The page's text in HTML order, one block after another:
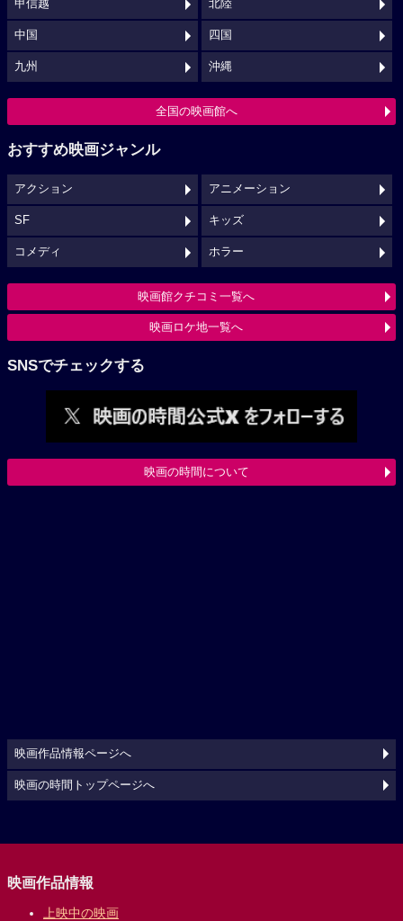
甲信越 北陸
中国 四国
九州 沖縄
全国の映画館へ
おすすめ映画ジャンル
アクション アニメーション
SF キッズ
コメディ ホラー
映画館クチコミ一覧へ
映画ロケ地一覧へ
SNSでチェックする
映画の時間について
映画作品情報ページへ
映画の時間トップページへ
映画作品情報
上映中の映画